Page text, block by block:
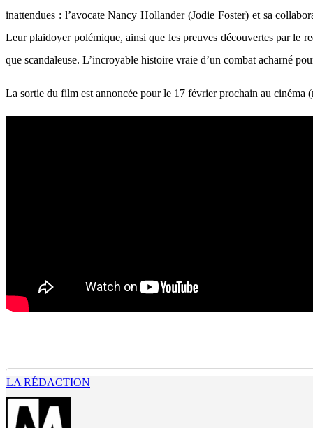
inattendues : l’avocate Nancy Hollander (Jodie Foster) et sa
Leur plaidoyer polémique, ainsi que les preuves découvertes par le
que scandaleuse. L’incroyable histoire vraie d’un combat acharné
La sortie du film est annoncée pour le 17 février prochain au cinéma
LA RÉDACTION